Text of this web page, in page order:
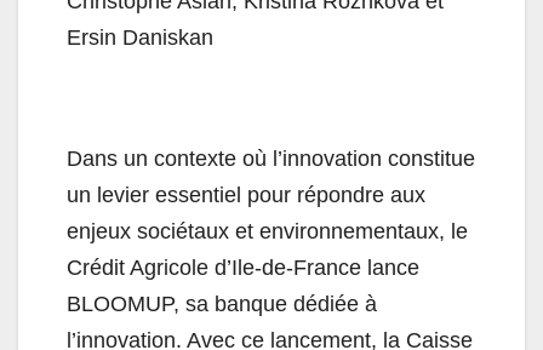
Ersin Daniskan
Dans un contexte où l’innovation constitue
un levier essentiel pour répondre aux
enjeux sociétaux et environnementaux, le
Crédit Agricole d’Ile-de-France lance
BLOOMUP, sa banque dédiée à
l’innovation. Avec ce lancement, la Caisse